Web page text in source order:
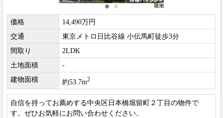
価格
14,490万円
交通
東京メトロ日比谷線 小伝馬町徒歩3分
間取り
2LDK
土地面積
-
建物面積
約53.7m2
自信を持ってお薦めする中央区日本橋堀留町２丁目の物件で
す。ぜひお気軽にお問い合わせください。